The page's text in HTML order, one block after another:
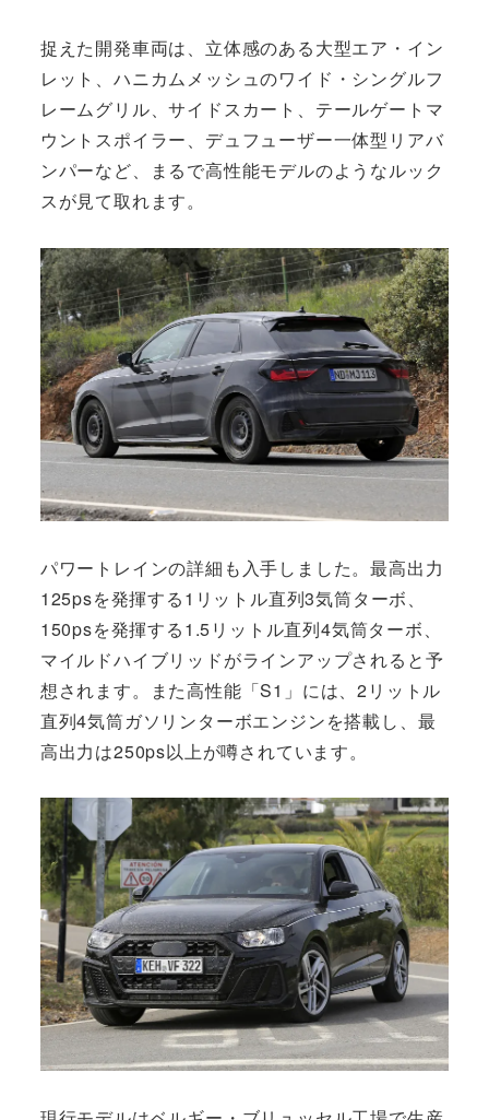
捉えた開発車両は、立体感のある大型エア・イン
レット、ハニカムメッシュのワイド・シングルフ
レームグリル、サイドスカート、テールゲートマ
ウントスポイラー、デュフューザー一体型リアバ
ンパーなど、まるで高性能モデルのようなルック
スが見て取れます。
パワートレインの詳細も入手しました。最高出力
125psを発揮する1リットル直列3気筒ターボ、
150psを発揮する1.5リットル直列4気筒ターボ、
マイルドハイブリッドがラインアップされると予
想されます。また高性能「S1」には、2リットル
直列4気筒ガソリンターボエンジンを搭載し、最
高出力は250ps以上が噂されています。